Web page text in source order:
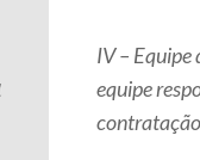
IV –
equipe